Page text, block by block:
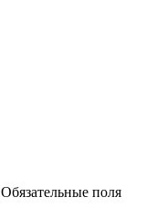
Обязательные поля